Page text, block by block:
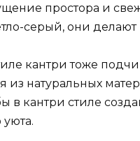
простора и
серый, они делают
кантри тоже
из натуральных
в кантри стиле